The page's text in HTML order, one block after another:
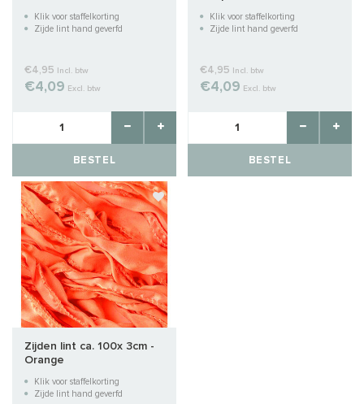
Klik voor staffelkorting
Zijde lint hand geverfd
€4,95 Incl. btw
€4,09 Excl. btw
BESTEL
Klik voor staffelkorting
Zijde lint hand geverfd
€4,95 Incl. btw
€4,09 Excl. btw
BESTEL
Zijden lint ca. 100x 3cm -
Orange
Klik voor staffelkorting
Zijde lint hand geverfd